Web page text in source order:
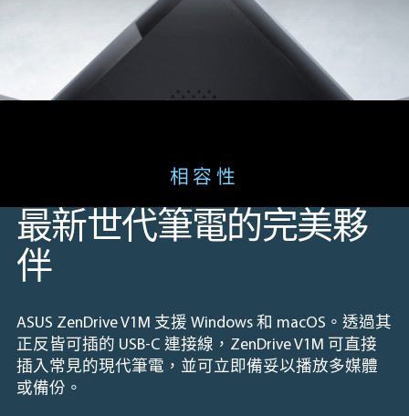
相容性
最新世代筆電的完美夥
伴
ASUS ZenDrive V1M 支援 Windows 和 macOS。透過其
正反皆可插的 USB-C 連接線，ZenDrive V1M 可直接
插入常見的現代筆電，並可立即備妥以播放多媒體
或備份。